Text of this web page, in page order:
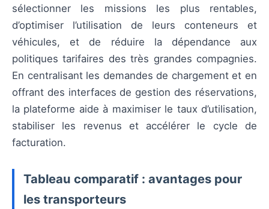
sélectionner les missions les plus rentables,
d’optimiser l’utilisation de leurs conteneurs et
véhicules, et de réduire la dépendance aux
politiques tarifaires des très grandes compagnies.
En centralisant les demandes de chargement et en
offrant des interfaces de gestion des réservations,
la plateforme aide à maximiser le taux d’utilisation,
stabiliser les revenus et accélérer le cycle de
facturation.
Tableau comparatif : avantages pour
les transporteurs